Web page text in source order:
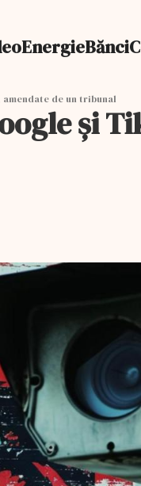
EnergieBănci
de un tribunal
și